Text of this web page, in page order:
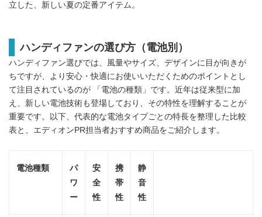
立した、新しい夏の定番アイテム。
ハンディファンの選び方（電池別）​
ハンディファン選びでは、風量やサイズ、デザインに目が向きが
ちですが、より安心・快適にお使いいただくためのポイントとし
て注目されているのが 「電池の種類」です。近年は従来型に加
え、新しい電池技術も登場しており、その特性を理解することが
重要です。以下、代表的な電池タイプごとの特長を整理した比較
表と、エディオンPR担当者おすすめ商品をご紹介します。
電池種類
パ
ワ
ー
安
全
性
携
帯
性
静
音
性